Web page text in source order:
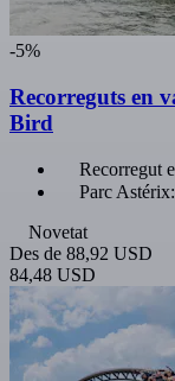
-5%
Recorreguts en
Bird
Recorregut
Parc
Novetat
Des de 88,92 USD
84,48 USD